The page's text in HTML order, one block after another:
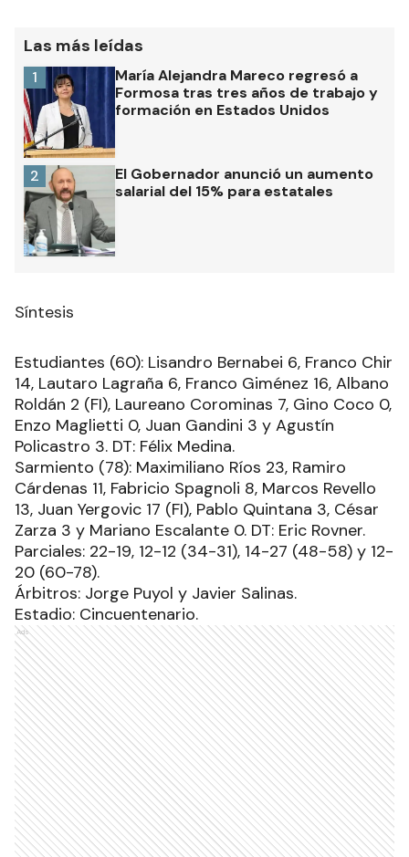
Las más leídas
María Alejandra Mareco regresó a
Formosa tras tres años de trabajo y
formación en Estados Unidos
1
El Gobernador anunció un aumento
salarial del 15% para estatales
2
Síntesis
Estudiantes (60): Lisandro Bernabei 6, Franco Chir
14, Lautaro Lagraña 6, Franco Giménez 16, Albano
Roldán 2 (FI), Laureano Corominas 7, Gino Coco 0,
Enzo Maglietti 0, Juan Gandini 3 y Agustín
Policastro 3. DT: Félix Medina.
Sarmiento (78): Maximiliano Ríos 23, Ramiro
Cárdenas 11, Fabricio Spagnoli 8, Marcos Revello
13, Juan Yergovic 17 (FI), Pablo Quintana 3, César
Zarza 3 y Mariano Escalante 0. DT: Eric Rovner.
Parciales: 22-19, 12-12 (34-31), 14-27 (48-58) y 12-
20 (60-78).
Árbitros: Jorge Puyol y Javier Salinas.
Estadio: Cincuentenario.
Ads